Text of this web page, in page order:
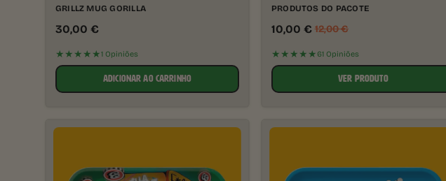
GRILLZ MUG GORILLA
30,00 €
★★★★★1 Opiniões
ADICIONAR AO CARRINHO
PRODUTOS DO PACOTE
10,00 € 12,00€
★★★★★61 Opiniões
VER PRODUTO